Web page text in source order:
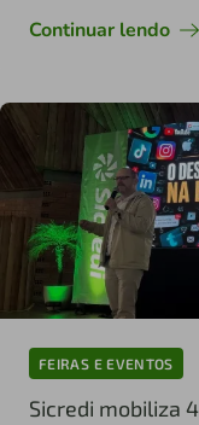
Continuar lendo
FEIRAS E EVENTOS
Sicredi mobiliza